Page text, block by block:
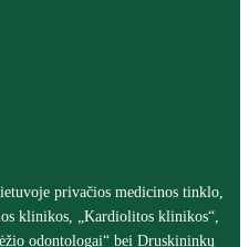
privačios medicinos tinklo,
klinikos, „Kardiolitos klinikos“,
odontologai“ bei Druskininkų